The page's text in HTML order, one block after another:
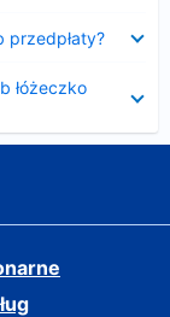
przedpłaty?
łóżeczko